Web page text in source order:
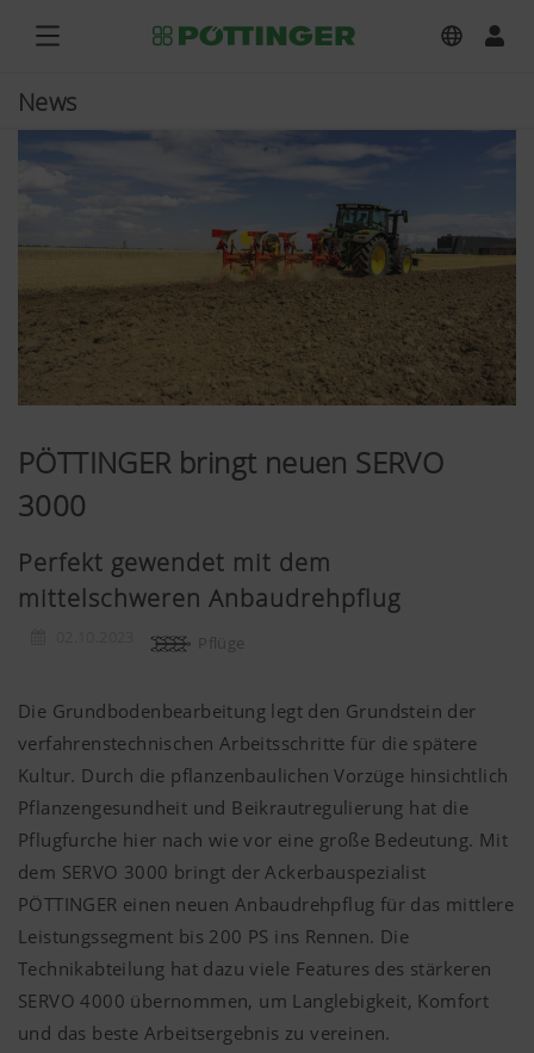
News
PÖTTINGER bringt neuen SERVO
3000
Perfekt gewendet mit dem
mittelschweren Anbaudrehpflug
Pflüge
Die Grundbodenbearbeitung legt den Grundstein der
verfahrenstechnischen Arbeitsschritte für die spätere
Kultur. Durch die pflanzenbaulichen Vorzüge hinsichtlich
Pflanzengesundheit und Beikrautregulierung hat die
Pflugfurche hier nach wie vor eine große Bedeutung. Mit
dem SERVO 3000 bringt der Ackerbauspezialist
PÖTTINGER einen neuen Anbaudrehpflug für das mittlere
Leistungssegment bis 200 PS ins Rennen. Die
Technikabteilung hat dazu viele Features des stärkeren
SERVO 4000 übernommen, um Langlebigkeit, Komfort
und das beste Arbeitsergebnis zu vereinen.